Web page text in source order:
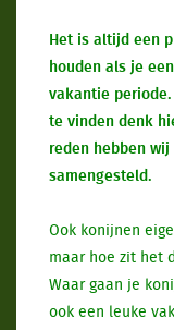
Het is altijd een
houden als je
vakantie
te vinden denk
reden hebben
samengesteld.
Ook konijnen
maar hoe zit het
Waar gaan je
ook een leuke